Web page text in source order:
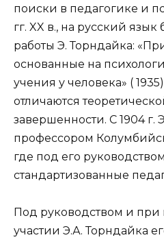
поиски в педагогике и
гг. XX в., на русский
работы Э. Торндайка:
основанные на
учения у человека» (
отличаются
завершенности. С 1904 г.
профессором
где под его
стандартизованные
Под руководством и при
участии Э.А. Торндайка